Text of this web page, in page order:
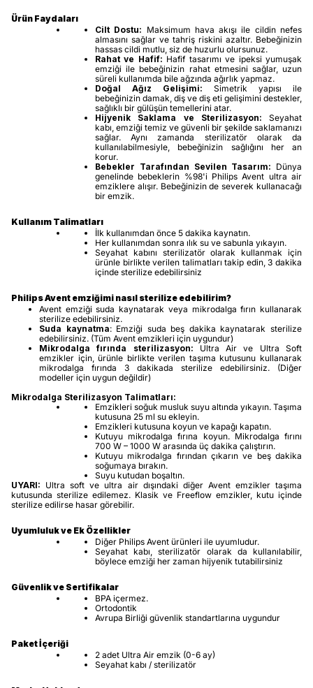
Ürün Faydaları
Cilt Dostu: Maksimum hava akışı ile cildin nefes
almasını sağlar ve tahriş riskini azaltır. Bebeğinizin
hassas cildi mutlu, siz de huzurlu olursunuz.
Rahat ve Hafif: Hafif tasarımı ve ipeksi yumuşak
emziği ile bebeğinizin rahat etmesini sağlar, uzun
süreli kullanımda bile ağzında ağırlık yapmaz.
Doğal Ağız Gelişimi: Simetrik yapısı ile
bebeğinizin damak, diş ve diş eti gelişimini destekler,
sağlıklı bir gülüşün temellerini atar.
Hijyenik Saklama ve Sterilizasyon: Seyahat
kabı, emziği temiz ve güvenli bir şekilde saklamanızı
sağlar. Aynı zamanda sterilizatör olarak da
kullanılabilmesiyle, bebeğinizin sağlığını her an
korur.
Bebekler Tarafından Sevilen Tasarım: Dünya
genelinde bebeklerin %98'i Philips Avent ultra air
emziklere alışır. Bebeğinizin de severek kullanacağı
bir emzik.
Kullanım Talimatları
İlk kullanımdan önce 5 dakika kaynatın.
Her kullanımdan sonra ılık su ve sabunla yıkayın.
Seyahat kabını sterilizatör olarak kullanmak için
ürünle birlikte verilen talimatları takip edin, 3 dakika
içinde sterilize edebilirsiniz
Philips Avent emziğimi nasıl sterilize edebilirim?
Avent emziği suda kaynatarak veya mikrodalga fırın kullanarak
sterilize edebilirsiniz.
Suda kaynatma: Emziği suda beş dakika kaynatarak sterilize
edebilirsiniz. (Tüm Avent emzikleri için uygundur)
Mikrodalga fırında sterilizasyon: Ultra Air ve Ultra Soft
emzikler için, ürünle birlikte verilen taşıma kutusunu kullanarak
mikrodalga fırında 3 dakikada sterilize edebilirsiniz. (Diğer
modeller için uygun değildir)
Mikrodalga Sterilizasyon Talimatları:
Emzikleri soğuk musluk suyu altında yıkayın. Taşıma
kutusuna 25 ml su ekleyin.
Emzikleri kutusuna koyun ve kapağı kapatın.
Kutuyu mikrodalga fırına koyun. Mikrodalga fırını
700 W – 1000 W arasında üç dakika çalıştırın.
Kutuyu mikrodalga fırından çıkarın ve beş dakika
soğumaya bırakın.
Suyu kutudan boşaltın.
UYARI: Ultra soft ve ultra air dışındaki diğer Avent emzikler taşıma
kutusunda sterilize edilemez. Klasik ve Freeflow emzikler, kutu içinde
sterilize edilirse hasar görebilir.
Uyumluluk ve Ek Özellikler
Diğer Philips Avent ürünleri ile uyumludur.
Seyahat kabı, sterilizatör olarak da kullanılabilir,
böylece emziği her zaman hijyenik tutabilirsiniz
Güvenlik ve Sertifikalar
BPA içermez.
Ortodontik
Avrupa Birliği güvenlik standartlarına uygundur
Paket İçeriği
2 adet Ultra Air emzik (0-6 ay)
Seyahat kabı / sterilizatör